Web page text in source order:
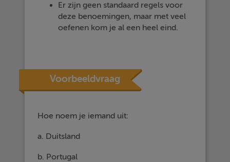
Er zijn geen standaard regels voor
deze benoemingen, maar met veel
oefenen kom je al een heel eind.
Voorbeeldvraag
Hoe noem je iemand uit:
a. Duitsland
b. Portugal